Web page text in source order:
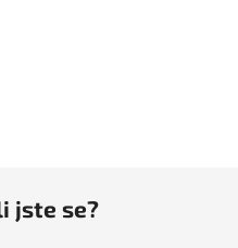
jste se?